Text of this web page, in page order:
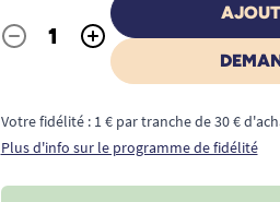
Quantité
- +
Votre fidélité : 1 € par tranche de 30 €
Plus d'info sur le programme de fidélité